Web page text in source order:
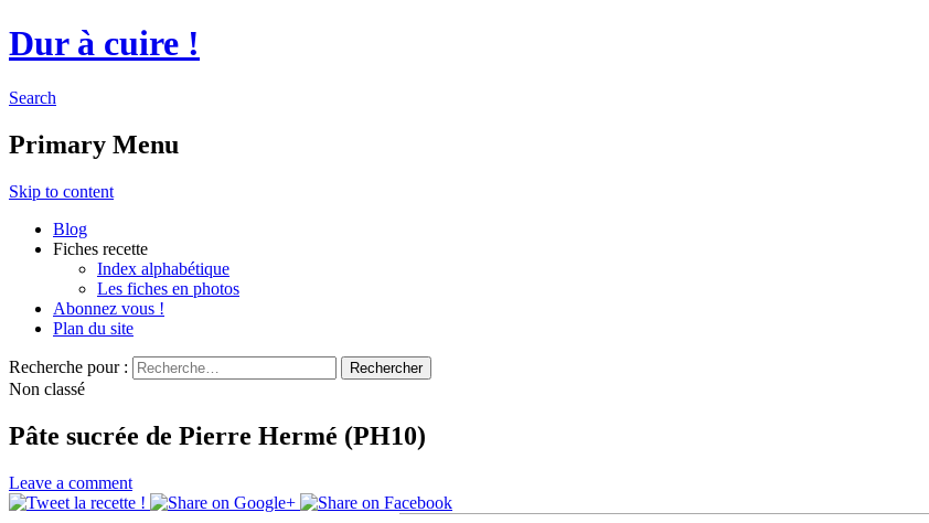
Dur à cuire !
Search
Primary Menu
Skip to content
Blog
Fiches recette
Index alphabétique
Les fiches en photos
Abonnez vous !
Plan du site
Recherche pour :
Non classé
Pâte sucrée de Pierre Hermé (PH10)
Leave a comment